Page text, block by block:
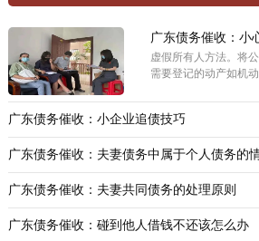
广东债务催收：小
虚假所有人方法。将
需要登记的动产如机动
广东债务催收：小企业追债技巧
广东债务催收：夫妻债务中属于个人债务的
广东债务催收：夫妻共同债务的处理原则
广东债务催收：碰到他人借钱不还该怎么办